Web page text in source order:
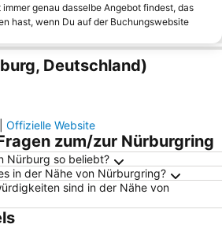
genau dasselbe Angebot findest, das
hast, wenn Du auf der Buchungswebsite
Deutschland)
Offizielle Website
zum/zur Nürburgring
Nürburg so beliebt?
in der Nähe von Nürburgring?
sind in der Nähe von